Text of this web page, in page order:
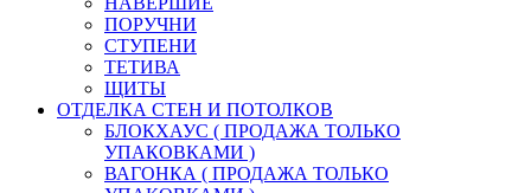
ПОРУЧНИ
СТУПЕНИ
ТЕТИВА
ЩИТЫ
ОТДЕЛКА СТЕН И ПОТОЛКОВ
БЛОКХАУС ( ПРОДАЖА ТОЛЬКО
УПАКОВКАМИ )
ВАГОНКА ( ПРОДАЖА ТОЛЬКО